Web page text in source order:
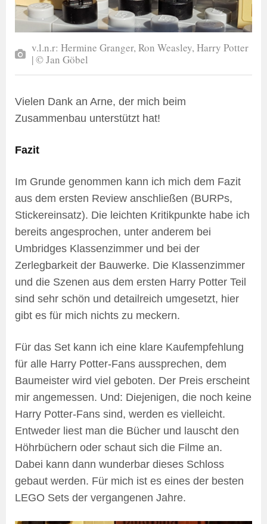
v.l.n.r: Hermine Granger, Ron Weasley, Harry Potter
| © Jan Göbel
Vielen Dank an Arne, der mich beim
Zusammenbau unterstützt hat!
Fazit
Im Grunde genommen kann ich mich dem Fazit
aus dem ersten Review anschließen (BURPs,
Stickereinsatz). Die leichten Kritikpunkte habe ich
bereits angesprochen, unter anderem bei
Umbridges Klassenzimmer und bei der
Zerlegbarkeit der Bauwerke. Die Klassenzimmer
und die Szenen aus dem ersten Harry Potter Teil
sind sehr schön und detailreich umgesetzt, hier
gibt es für mich nichts zu meckern.
Für das Set kann ich eine klare Kaufempfehlung
für alle Harry Potter-Fans aussprechen, dem
Baumeister wird viel geboten. Der Preis erscheint
mir angemessen. Und: Diejenigen, die noch keine
Harry Potter-Fans sind, werden es vielleicht.
Entweder liest man die Bücher und lauscht den
Höhrbüchern oder schaut sich die Filme an.
Dabei kann dann wunderbar dieses Schloss
gebaut werden. Für mich ist es eines der besten
LEGO Sets der vergangenen Jahre.